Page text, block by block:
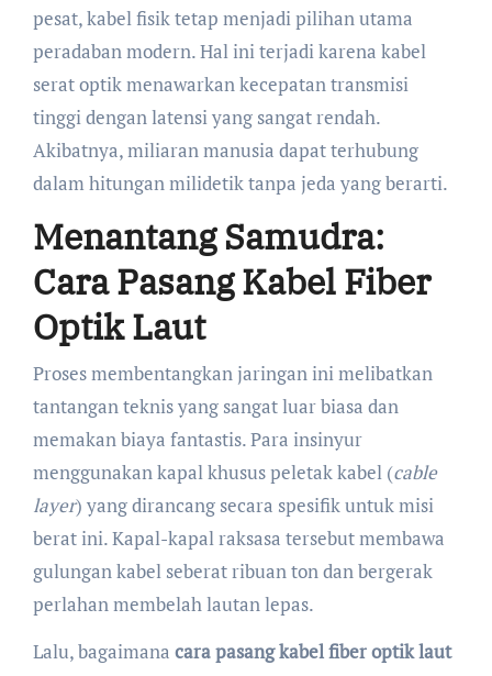
pesat, kabel fisik tetap menjadi pilihan utama
peradaban modern. Hal ini terjadi karena kabel
serat optik menawarkan kecepatan transmisi
tinggi dengan latensi yang sangat rendah.
Akibatnya, miliaran manusia dapat terhubung
dalam hitungan milidetik tanpa jeda yang berarti.
Menantang Samudra:
Cara Pasang Kabel Fiber
Optik Laut
Proses membentangkan jaringan ini melibatkan
tantangan teknis yang sangat luar biasa dan
memakan biaya fantastis. Para insinyur
menggunakan kapal khusus peletak kabel (cable
layer) yang dirancang secara spesifik untuk misi
berat ini. Kapal-kapal raksasa tersebut membawa
gulungan kabel seberat ribuan ton dan bergerak
perlahan membelah lautan lepas.
Lalu, bagaimana cara pasang kabel fiber optik laut